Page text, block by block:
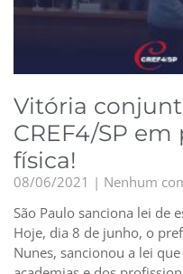
Vitória
CREF4/SP
física!
08/06/2021
Nenhum
São Paulo sanciona lei de
Hoje, dia 8 de junho, o
Nunes, sancionou a lei